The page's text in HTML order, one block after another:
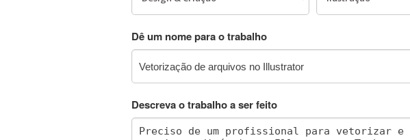
Dê um nome para o trabalho
Descreva o trabalho a ser feito